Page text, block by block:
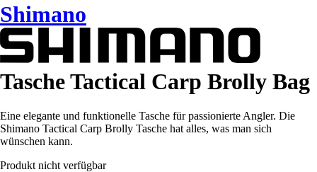
Shimano
Tasche Tactical Carp Brolly Bag
Eine elegante und funktionelle Tasche für passionierte Angler. Die
Shimano Tactical Carp Brolly Tasche hat alles, was man sich
wünschen kann.
Produkt nicht verfügbar